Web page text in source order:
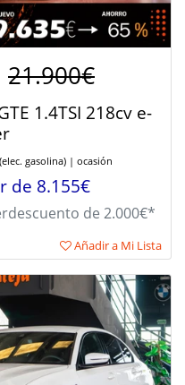
21.900€
1.4TSI 218cv e-
gasolina) | ocasión
de 8.155€
de 2.000€*
Añadir a Mi Lista